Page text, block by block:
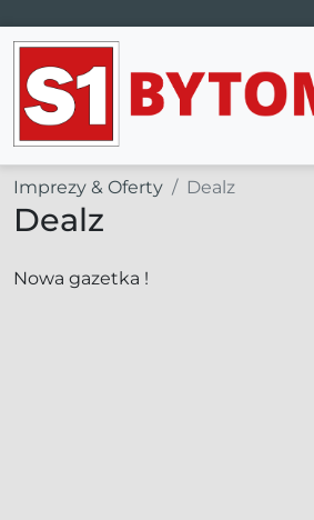
Main Navigation
Imprezy & Oferty Dealz
Dealz
Nowa gazetka !